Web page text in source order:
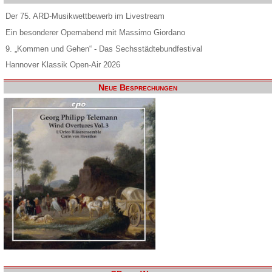
Der 75. ARD-Musikwettbewerb im Livestream
Ein besonderer Opernabend mit Massimo Giordano
9. „Kommen und Gehen“ - Das Sechsstädtebundfestival
Hannover Klassik Open-Air 2026
Neue Besprechungen